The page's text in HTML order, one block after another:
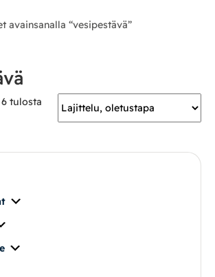
avainsanalla “vesipestävä”
tulosta